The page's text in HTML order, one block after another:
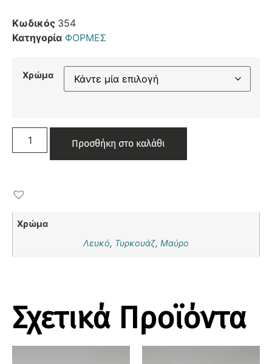
Κωδικός 354
Κατηγορία ΦΟΡΜΕΣ
Χρώμα
Προσθήκη στο καλάθι
Χρώμα
Λευκό, Τυρκουάζ, Μαύρο
Σχετικά Προϊόντα